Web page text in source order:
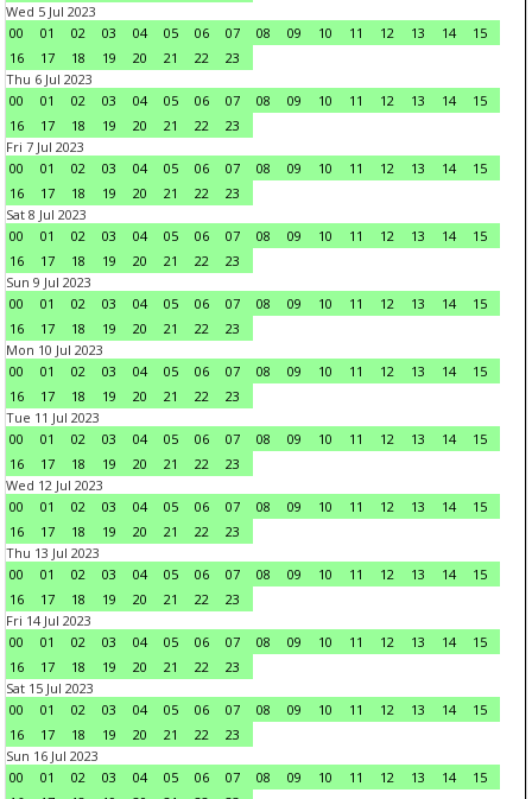
Wed 5 Jul 2023
00
01 02 03 04 05 06 07 08 09 10 11 12 13 14
15
16
17 18 19 20 21 22
23
Thu 6 Jul 2023
00
01 02 03 04 05 06 07 08 09 10 11 12 13 14
15
16
17 18 19 20 21 22
23
Fri 7 Jul 2023
00
01 02 03 04 05 06 07 08 09 10 11 12 13 14
15
16
17 18 19 20 21 22
23
Sat 8 Jul 2023
00
01 02 03 04 05 06 07 08 09 10 11 12 13 14
15
16
17 18 19 20 21 22
23
Sun 9 Jul 2023
00
01 02 03 04 05 06 07 08 09 10 11 12 13 14
15
16
17 18 19 20 21 22
23
Mon 10 Jul 2023
00
01 02 03 04 05 06 07 08 09 10 11 12 13 14
15
16
17 18 19 20 21 22
23
Tue 11 Jul 2023
00
01 02 03 04 05 06 07 08 09 10 11 12 13 14
15
16
17 18 19 20 21 22
23
Wed 12 Jul 2023
00
01 02 03 04 05 06 07 08 09 10 11 12 13 14
15
16
17 18 19 20 21 22
23
Thu 13 Jul 2023
00
01 02 03 04 05 06 07 08 09 10 11 12 13 14
15
16
17 18 19 20 21 22
23
Fri 14 Jul 2023
00
01 02 03 04 05 06 07 08 09 10 11 12 13 14
15
16
17 18 19 20 21 22
23
Sat 15 Jul 2023
00
01 02 03 04 05 06 07 08 09 10 11 12 13 14
15
16
17 18 19 20 21 22
23
Sun 16 Jul 2023
00
01 02 03 04 05 06 07 08 09 10 11 12 13 14
15